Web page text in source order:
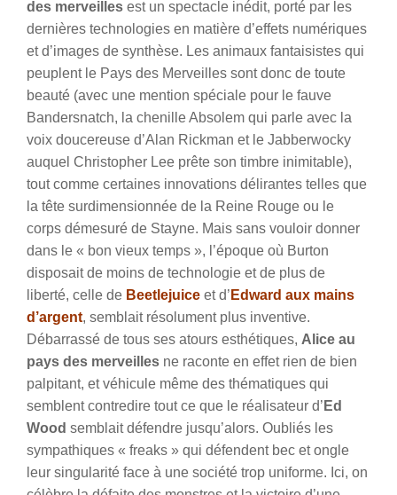
des merveilles est un spectacle inédit, porté par les
dernières technologies en matière d’effets numériques
et d’images de synthèse. Les animaux fantaisistes qui
peuplent le Pays des Merveilles sont donc de toute
beauté (avec une mention spéciale pour le fauve
Bandersnatch, la chenille Absolem qui parle avec la
voix doucereuse d’Alan Rickman et le Jabberwocky
auquel Christopher Lee prête son timbre inimitable),
tout comme certaines innovations délirantes telles que
la tête surdimensionnée de la Reine Rouge ou le
corps démesuré de Stayne. Mais sans vouloir donner
dans le « bon vieux temps », l’époque où Burton
disposait de moins de technologie et de plus de
liberté, celle de Beetlejuice et d’ Edward aux mains
d’argent, semblait résolument plus inventive.
Débarrassé de tous ses atours esthétiques, Alice au
pays des merveilles ne raconte en effet rien de bien
palpitant, et véhicule même des thématiques qui
semblent contredire tout ce que le réalisateur d’ Ed
Wood semblait défendre jusqu’alors. Oubliés les
sympathiques « freaks » qui défendent bec et ongle
leur singularité face à une société trop uniforme. Ici, on